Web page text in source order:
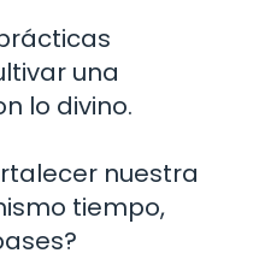
una
lo divino.
nuestra
tiempo,